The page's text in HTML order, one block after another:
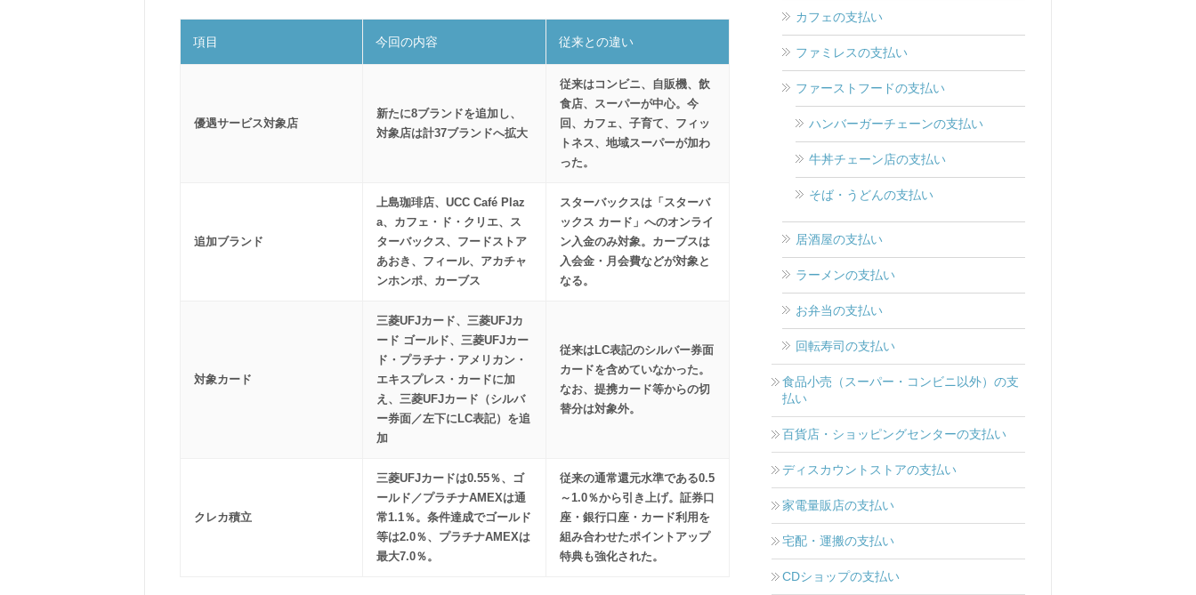
項目 今回の内容 従来との違い
優遇サービス対象店
新たに8ブランドを追加し、
対象店は計37ブランドへ拡大
従来はコンビニ、自販機、飲
食店、スーパーが中心。今
回、カフェ、子育て、フィッ
トネス、地域スーパーが加わ
った。
追加ブランド
上島珈琲店、UCC Café Plaz
a、カフェ・ド・クリエ、ス
ターバックス、フードストア
あおき、フィール、アカチャ
ンホンポ、カーブス
スターバックスは「スターバ
ックス カード」へのオンライ
ン入金のみ対象。カーブスは
入会金・月会費などが対象と
なる。
対象カード
三菱UFJカード、三菱UFJカ
ード ゴールド、三菱UFJカー
ド・プラチナ・アメリカン・
エキスプレス・カードに加
え、三菱UFJカード（シルバ
ー券面／左下にLC表記）を追
加
従来はLC表記のシルバー券面
カードを含めていなかった。
なお、提携カード等からの切
替分は対象外。
クレカ積立
三菱UFJカードは0.55％、ゴ
ールド／プラチナAMEXは通
常1.1％。条件達成でゴールド
等は2.0％、プラチナAMEXは
最大7.0％。
従来の通常還元水準である0.5
～1.0％から引き上げ。証券口
座・銀行口座・カード利用を
組み合わせたポイントアップ
特典も強化された。
カフェの支払い
ファミレスの支払い
ファーストフードの支払い
ハンバーガーチェーンの支払い
牛丼チェーン店の支払い
そば・うどんの支払い
居酒屋の支払い
ラーメンの支払い
お弁当の支払い
回転寿司の支払い
食品小売（スーパー・コンビニ以外）の支
払い
百貨店・ショッピングセンターの支払い
ディスカウントストアの支払い
家電量販店の支払い
宅配・運搬の支払い
CDショップの支払い